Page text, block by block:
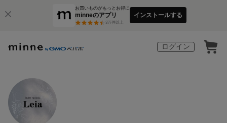
お買いものがもっとお得に
minneのアプリ
3万件以上
インストールする
ログイン